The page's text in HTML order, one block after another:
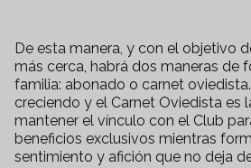
De esta manera, y con el objetivo
más cerca, habrá dos maneras de
familia: abonado o carnet
creciendo y el Carnet Oviedista es
mantener el vínculo con el Club
beneficios exclusivos mientras
sentimiento y afición que no deja